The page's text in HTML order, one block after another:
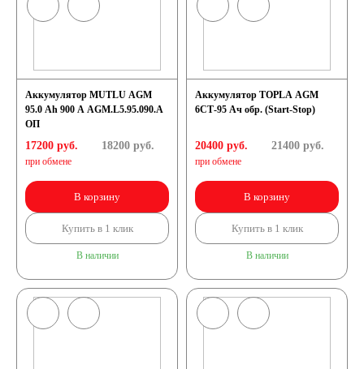
START-STOP
AGM
Аккумуляторы по стране
изготовлении
Аккумулятор MUTLU AGM
95.0 Ah 900 A AGM.L5.95.090.A
ОП
17200 руб.
при обмене
18200руб.
В корзину
Купить в 1 клик
В наличии
Аккумулятор TOPLA AGM
6СТ-95 Ач обр. (Start-Stop)
20400 руб.
при обмене
21400руб.
В корзину
Купить в 1 клик
В наличии